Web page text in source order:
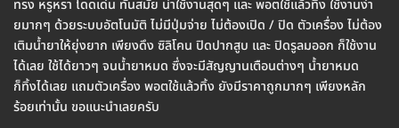
ทรง หรูหรา โดดเด่น ทันสมัย น่าใช้งานสุดๆ และ พอตใช้แล้วทิ้ง ใช้งานง่า
ยมากๆ ด้วยระบบอัตโนมัติ ไม่มีปุ่มจ่าย ไม่ต้องเปิด / ปิด ตัวเครื่อง ไม่ต้อง
เติมน้ำยาให้ยุ่งยาก เพียงดึง ซิลิโคน ปิดปากสูบ และ ปิดรูลมออก ก็ใช้งาน
ได้เลย ใช้ได้ยาวๆ จนน้ำยาหมด ซึ่งจะมีสัญญานเตือนต่างๆ น้ำยาหมด
ก็ทิ้งได้เลย แถมตัวเครื่อง พอตใช้แล้วทิ้ง ยังมีราคาถูกมากๆ เพียงหลัก
ร้อยเท่านั้น ขอแนะนำเลยครับ